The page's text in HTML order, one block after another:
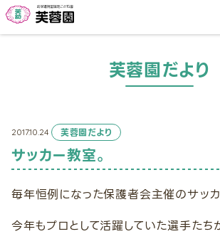
芙蓉園だより
サッカー教室。
2017.10.24 芙蓉園だより
毎年恒例になった保護者会主催のサッカ
今年もプロとして活躍していた選手たち